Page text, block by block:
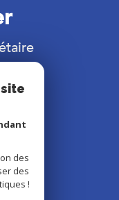
des
des
!